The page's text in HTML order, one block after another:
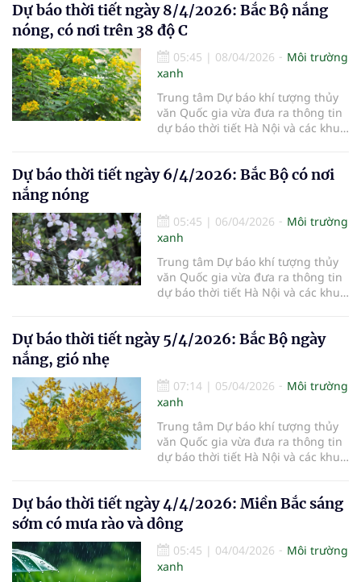
Dự báo thời tiết ngày 8/4/2026: Bắc Bộ nắng
nóng, có nơi trên 38 độ C
05:45 | 08/04/2026
Môi trường
xanh
Trung tâm Dự báo khí tượng thủy
văn Quốc gia vừa đưa ra thông tin
dự báo thời tiết Hà Nội và các khu
Dự báo thời tiết ngày 6/4/2026: Bắc Bộ có nơi
nắng nóng
05:45 | 06/04/2026
Môi trường
xanh
Trung tâm Dự báo khí tượng thủy
văn Quốc gia vừa đưa ra thông tin
dự báo thời tiết Hà Nội và các khu
Dự báo thời tiết ngày 5/4/2026: Bắc Bộ ngày
nắng, gió nhẹ
07:14 | 05/04/2026
Môi trường
xanh
Trung tâm Dự báo khí tượng thủy
văn Quốc gia vừa đưa ra thông tin
dự báo thời tiết Hà Nội và các khu
Dự báo thời tiết ngày 4/4/2026: Miền Bắc sáng
sớm có mưa rào và dông
05:45 | 04/04/2026
Môi trường
xanh